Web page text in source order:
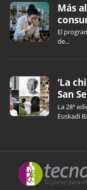
Más
El
de...
‘La
San
La 28ª
Euskadi